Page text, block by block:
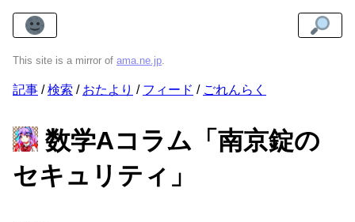
This site is a mirror of ama.ne.jp.
記事 検索 おたより フィード ごれんらく
数学Aコラム「南京錠の
セキュリティ」